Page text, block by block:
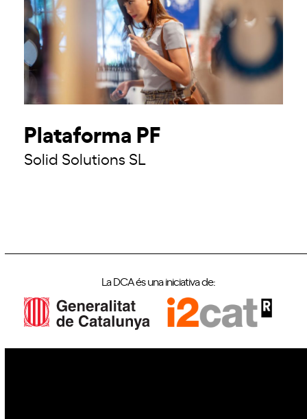
Plataforma PF
Solid Solutions SL
La DCA és una iniciativa de: